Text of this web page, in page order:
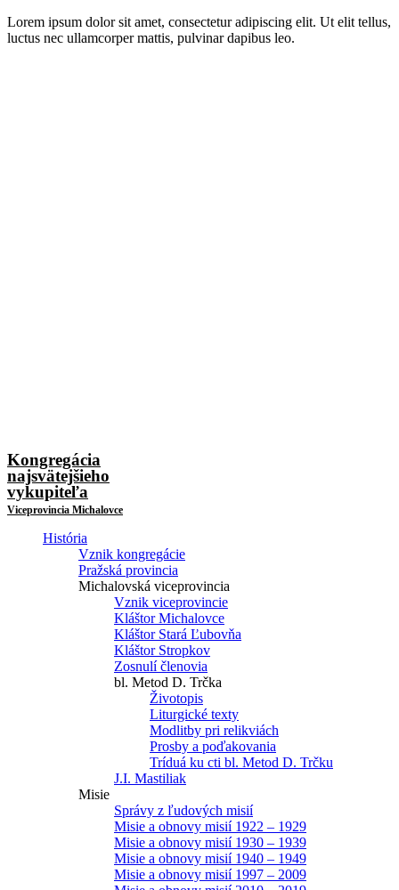
Lorem ipsum dolor sit amet, consectetur adipiscing elit. Ut elit tellus,
luctus nec ullamcorper mattis, pulvinar dapibus leo.
Kongregácia
najsvätejšieho
vykupiteľa
Viceprovincia Michalovce
História
Vznik kongregácie
Pražská provincia
Michalovská viceprovincia
Vznik viceprovincie
Kláštor Michalovce
Kláštor Stará Ľubovňa
Kláštor Stropkov
Zosnulí členovia
bl. Metod D. Trčka
Životopis
Liturgické texty
Modlitby pri relikviách
Prosby a poďakovania
Tríduá ku cti bl. Metod D. Trčku
J.I. Mastiliak
Misie
Správy z ľudových misií
Misie a obnovy misií 1922 – 1929
Misie a obnovy misií 1930 – 1939
Misie a obnovy misií 1940 – 1949
Misie a obnovy misií 1997 – 2009